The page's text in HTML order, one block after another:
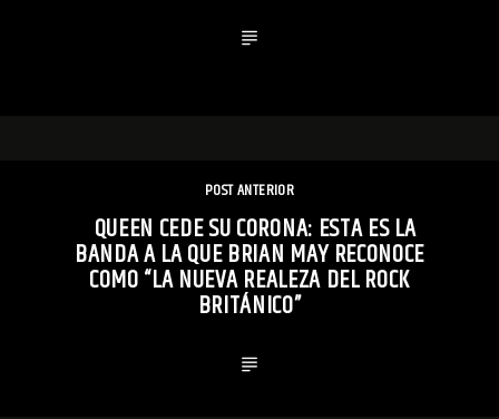
POST ANTERIOR
QUEEN CEDE SU CORONA: ESTA ES LA
BANDA A LA QUE BRIAN MAY RECONOCE
COMO “LA NUEVA REALEZA DEL ROCK
BRITÁNICO”